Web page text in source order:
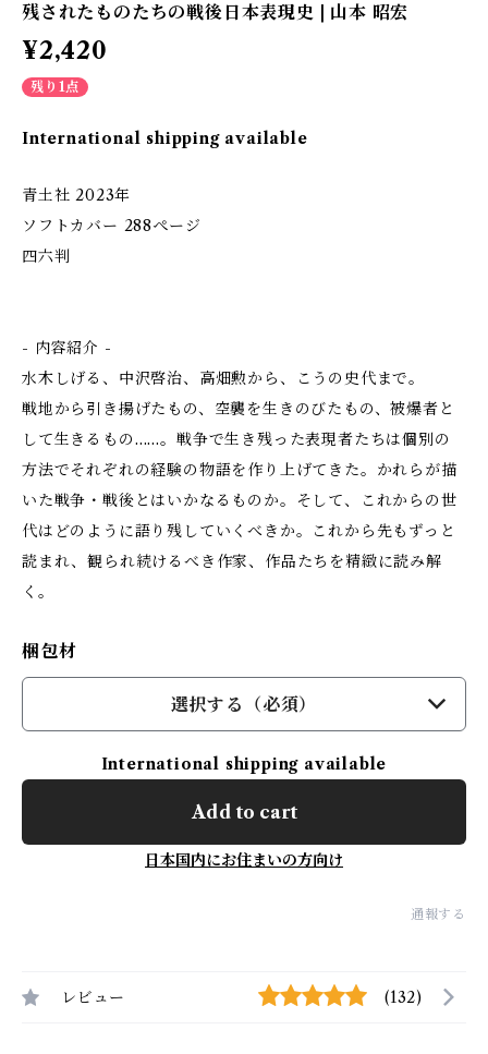
残されたものたちの戦後日本表現史 | 山本 昭宏
¥2,420
残り1点
International shipping available
青土社 2023年
ソフトカバー 288ぺージ
四六判
- 内容紹介 -
水木しげる、中沢啓治、高畑勲から、こうの史代まで。
戦地から引き揚げたもの、空襲を生きのびたもの、被爆者と
して生きるもの……。戦争で生き残った表現者たちは個別の
方法でそれぞれの経験の物語を作り上げてきた。かれらが描
いた戦争・戦後とはいかなるものか。そして、これからの世
代はどのように語り残していくべきか。これから先もずっと
読まれ、観られ続けるべき作家、作品たちを精緻に読み解
く。
梱包材
選択する（必須）
International shipping available
Add to cart
日本国内にお住まいの方向け
通報する
レビュー (132)